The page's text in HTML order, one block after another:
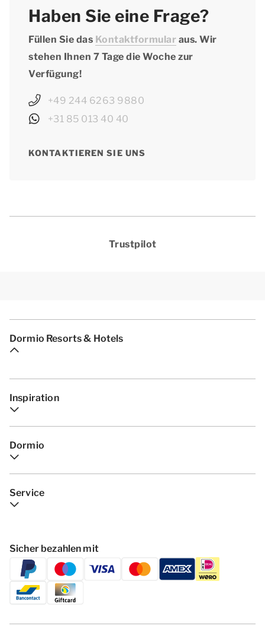
Haben Sie eine Frage?
Füllen Sie das Kontaktformular aus. Wir
stehen Ihnen 7 Tage die Woche zur
Verfügung!
+49 244 6263 9880
+31 85 013 40 40
KONTAKTIEREN SIE UNS
Trustpilot
Dormio Resorts & Hotels
Inspiration
Dormio
Service
Sicher bezahlen mit